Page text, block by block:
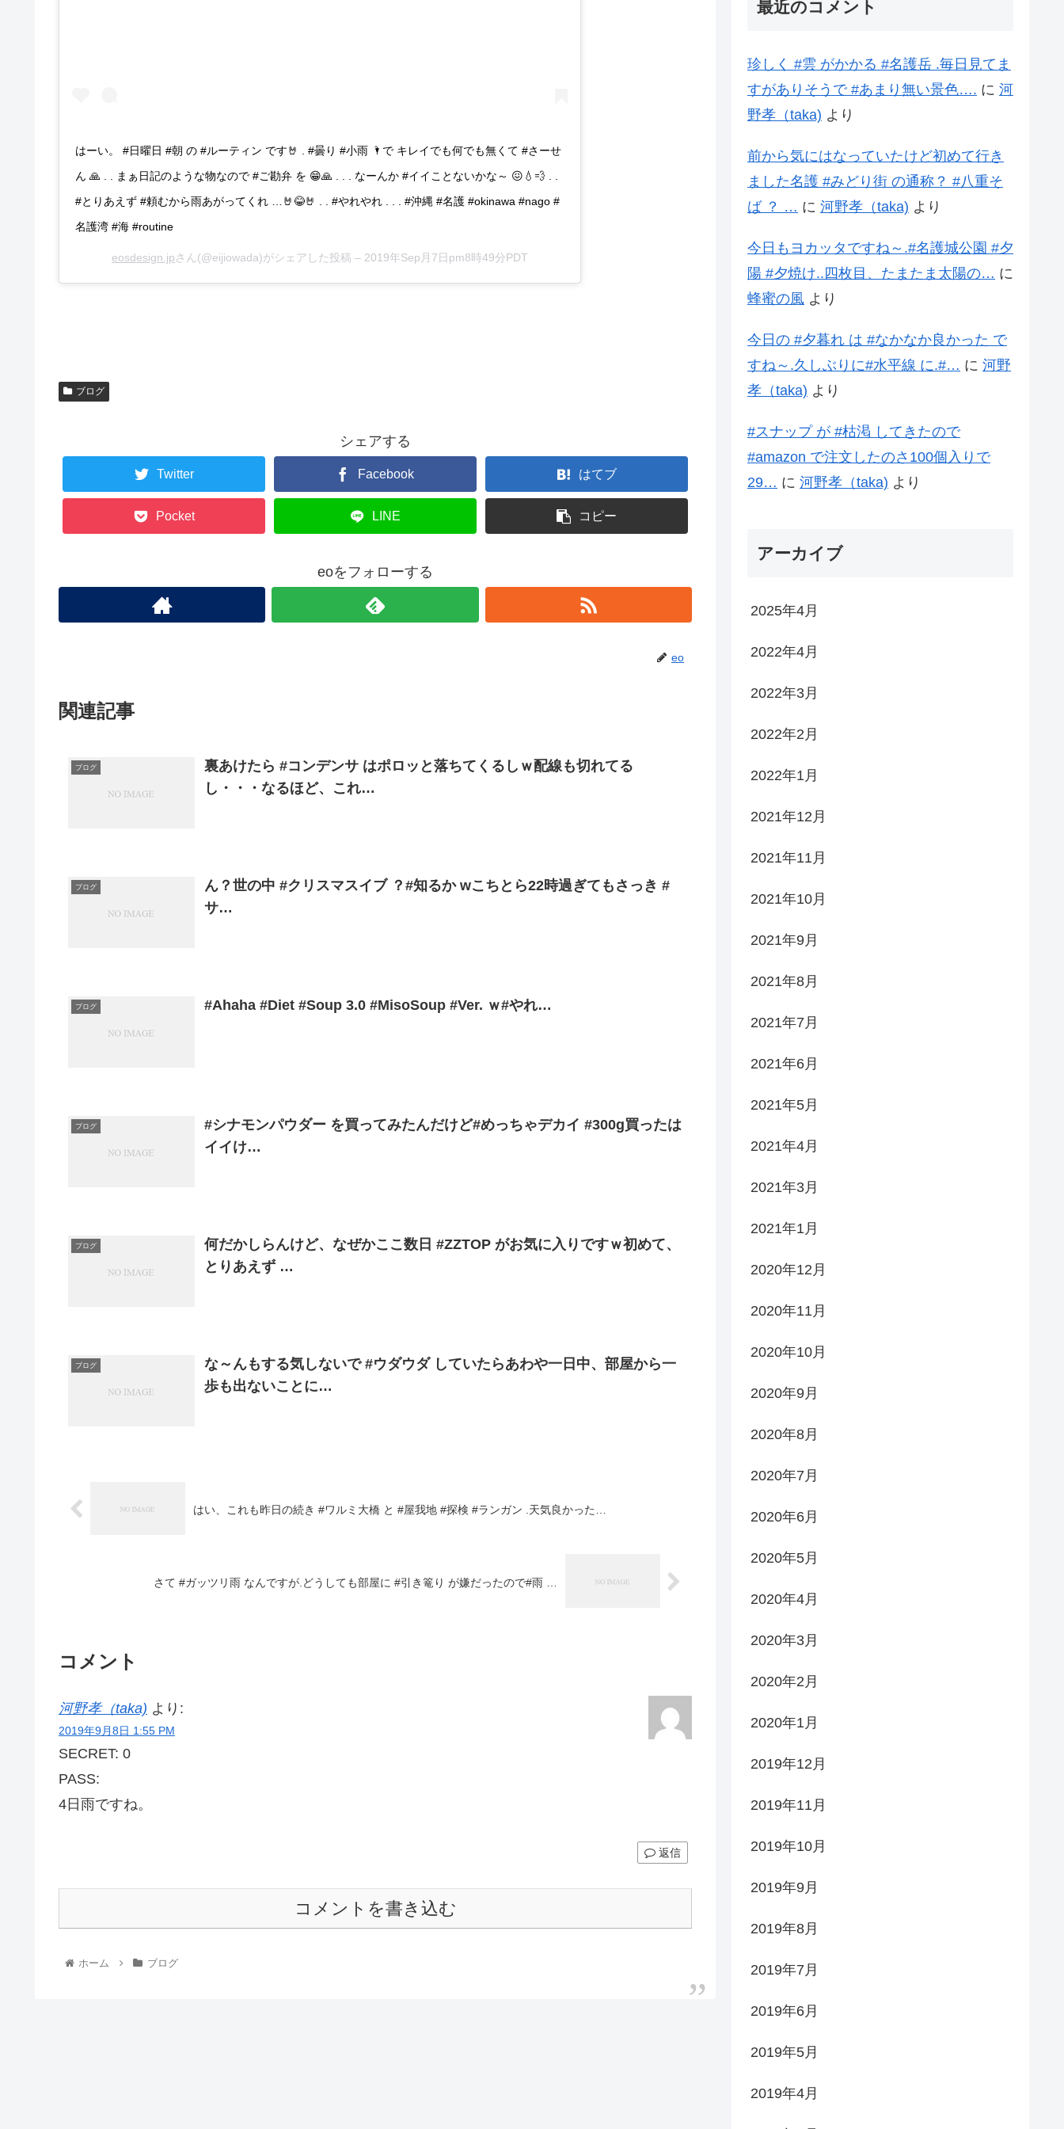
はーい。 #日曜日 #朝 の #ルーティン です🤘 . #曇り #小雨 🌂で キレイでも何でも無くて #さーせ
ん 🙏 . . まぁ日記のような物なので #ご勘弁 を 😁🙏 . . . なーんか #イイことないかな～ 😖💧💨 . .
#とりあえず #頼むから雨あがってくれ …🤘😂🤘 . . #やれやれ . . . #沖縄 #名護 #okinawa #nago #
名護湾 #海 #routine
eosdesign.jpさん(@eijiowada)がシェアした投稿 – 2019年Sep月7日pm8時49分PDT
ブログ
シェアする
Twitter Facebook はてブ
Pocket LINE コピー
eoをフォローする
eo
関連記事
ブログ
裏あけたら #コンデンサ はポロッと落ちてくるしｗ配線も切れてる
し・・・なるほど、これ…
ブログ
ん？世の中 #クリスマスイブ ？#知るか wこちとら22時過ぎてもさっき #
サ…
ブログ #Ahaha #Diet #Soup 3.0 #MisoSoup #Ver. ｗ#やれ…
ブログ
#シナモンパウダー を買ってみたんだけど#めっちゃデカイ #300g買ったは
イイけ…
ブログ
何だかしらんけど、なぜかここ数日 #ZZTOP がお気に入りですｗ初めて、
とりあえず …
ブログ
な～んもする気しないで #ウダウダ していたらあわや一日中、部屋から一
歩も出ないことに…
はい、これも昨日の続き #ワルミ大橋 と #屋我地 #探検 #ランガン .天気良かった…
さて #ガッツリ雨 なんですが.どうしても部屋に #引き篭り が嫌だったので#雨 …
コメント
河野孝（taka) より:
2019年9月8日 1:55 PM
SECRET: 0
PASS:
4日雨ですね。
返信
コメントを書き込む
ホーム ブログ
最近のコメント
珍しく #雲 がかかる #名護岳 .毎日見てま
すがありそうで #あまり無い景色…. に 河
野孝（taka) より
前から気にはなっていたけど初めて行き
ました名護 #みどり街 の通称？ #八重そ
ば ？ … に 河野孝（taka) より
今日もヨカッタですね～.#名護城公園 #夕
陽 #夕焼け..四枚目、たまたま太陽の… に
蜂蜜の風 より
今日の #夕暮れ は #なかなか良かった で
すね～.久しぶりに#水平線 に.#… に 河野
孝（taka) より
#スナップ が #枯渇 してきたので
#amazon で注文したのさ100個入りで
29… に 河野孝（taka) より
アーカイブ
2025年4月
2022年4月
2022年3月
2022年2月
2022年1月
2021年12月
2021年11月
2021年10月
2021年9月
2021年8月
2021年7月
2021年6月
2021年5月
2021年4月
2021年3月
2021年1月
2020年12月
2020年11月
2020年10月
2020年9月
2020年8月
2020年7月
2020年6月
2020年5月
2020年4月
2020年3月
2020年2月
2020年1月
2019年12月
2019年11月
2019年10月
2019年9月
2019年8月
2019年7月
2019年6月
2019年5月
2019年4月